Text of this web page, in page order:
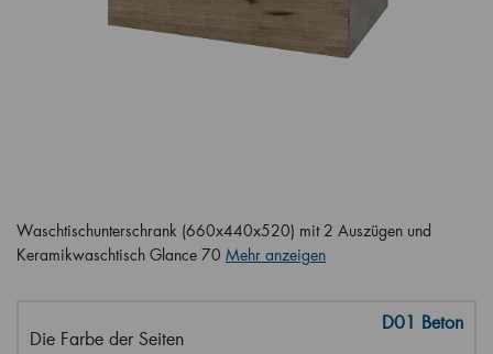
Waschtischunterschrank (660x440x520) mit 2 Auszügen und
Keramikwaschtisch Glance 70 Mehr anzeigen
Die Farbe der Seiten
D01 Beton